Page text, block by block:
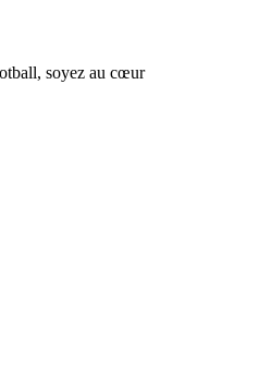
soyez au cœur